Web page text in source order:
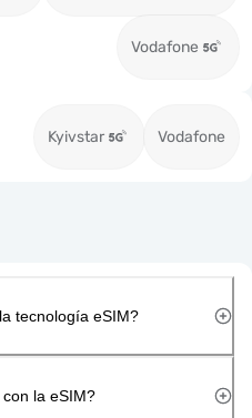
Vodafone
Kyivstar Vodafone
tecnología eSIM?
la eSIM?